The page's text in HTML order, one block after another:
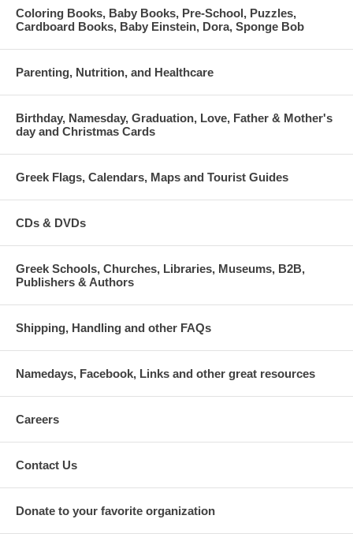
Coloring Books, Baby Books, Pre-School, Puzzles,
Cardboard Books, Baby Einstein, Dora, Sponge Bob
Parenting, Nutrition, and Healthcare
Birthday, Namesday, Graduation, Love, Father & Mother's
day and Christmas Cards
Greek Flags, Calendars, Maps and Tourist Guides
CDs & DVDs
Greek Schools, Churches, Libraries, Museums, B2B,
Publishers & Authors
Shipping, Handling and other FAQs
Namedays, Facebook, Links and other great resources
Careers
Contact Us
Donate to your favorite organization